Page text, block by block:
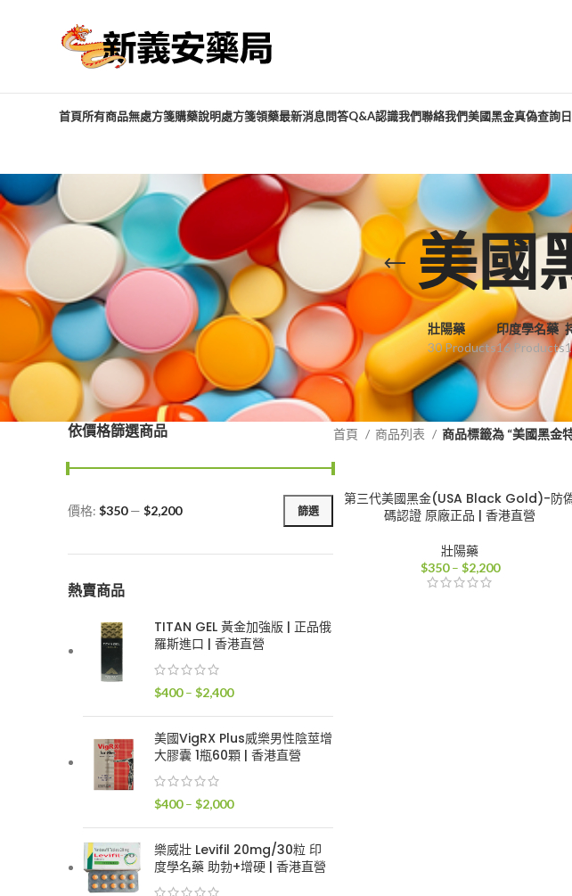
首頁所有商品無處方箋購藥說明處方箋領藥最新消息問答Q&A認識我們聯絡我們美國黑金真偽查詢
美國
壯陽藥
30 Products
印度學名藥
16 Products
依價格篩選商品
最
價
最
價
篩選
價格: $350— $2,200
熱賣商品
TITAN GEL 黃金加強版 | 正品俄
羅斯進口 | 香港直營
$400 – $2,400價
圍：
$2,400
美國VigRX Plus威樂男性陰莖增
大膠囊 1瓶60顆 | 香港直營
$400 – $2,000價
範
圍：
樂威壯 Levifil 20mg/30粒 印
度學名藥 助勃+增硬 | 香港直營
首頁 商品列表 商品標籤為 “美國黑金
第三代美國黑金(USA Black Gold)-防
碼認證 原廠正品 | 香港直營
壯陽藥
$350 – $2,200價